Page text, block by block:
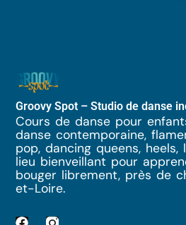
Groovy Spot – Studio de danse
Cours de danse pour
danse contemporaine,
pop, dancing queens, heels,
lieu bienveillant pour
bouger librement, près de
et-Loire.